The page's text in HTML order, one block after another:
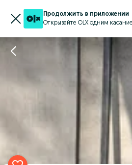
Продолжить в приложении
Открывайте OLX одним